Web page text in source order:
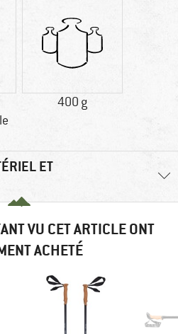
400 g
ET
VU CET ARTICLE ONT
ACHETÉ